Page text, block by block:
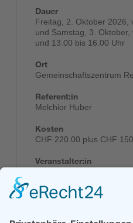
Dauer
Freitag, 2. Oktober 2026,
und Samstag, 3.
und 13.00 bis 16.00 Uhr
Ort
Gemeinschaftszentrum
Referent:in
Melchior Huber
Kosten
CHF 220.00 plus CHF
Veranstalter:in
Anmelden